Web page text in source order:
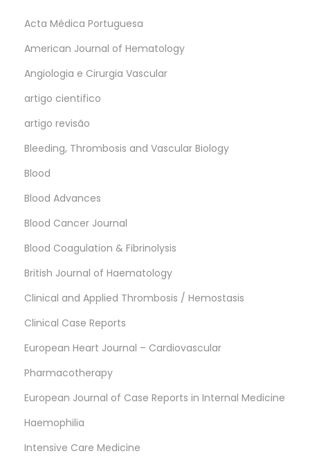
Acta Médica Portuguesa
American Journal of Hematology
Angiologia e Cirurgia Vascular
artigo cientifico
artigo revisão
Bleeding, Thrombosis and Vascular Biology
Blood
Blood Advances
Blood Cancer Journal
Blood Coagulation & Fibrinolysis
British Journal of Haematology
Clinical and Applied Thrombosis / Hemostasis
Clinical Case Reports
European Heart Journal – Cardiovascular
Pharmacotherapy
European Journal of Case Reports in Internal Medicine
Haemophilia
Intensive Care Medicine